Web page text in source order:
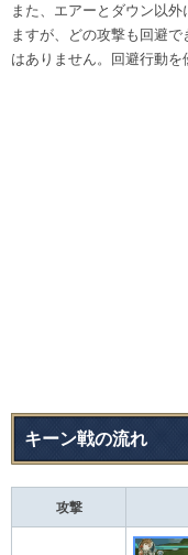
また、エアーとダウン以
ますが、どの攻撃も回避
はありません。回避行動を
キーン戦の流れ​​
攻撃